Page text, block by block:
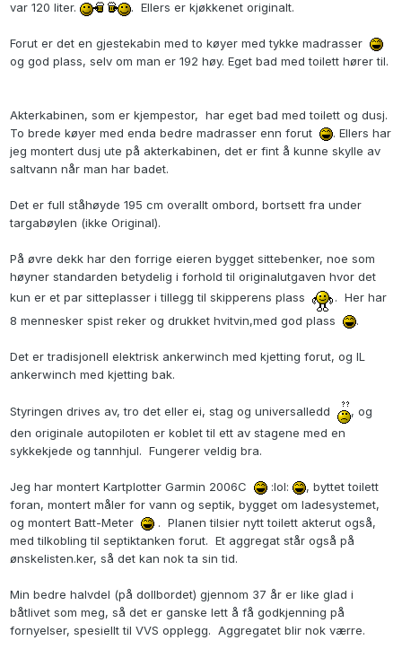
var 120 liter.
. Ellers er kjøkkenet originalt.
Forut er det en gjestekabin med to køyer med tykke madrasser
og god plass, selv om man er 192 høy. Eget bad med toilett hører til.
Akterkabinen, som er kjempestor, har eget bad med toilett og dusj.
To brede køyer med enda bedre madrasser enn forut
. Ellers har
jeg montert dusj ute på akterkabinen, det er fint å kunne skylle av
saltvann når man har badet.
Det er full ståhøyde 195 cm overallt ombord, bortsett fra under
targabøylen (ikke Original).
På øvre dekk har den forrige eieren bygget sittebenker, noe som
høyner standarden betydelig i forhold til originalutgaven hvor det
kun er et par sitteplasser i tillegg til skipperens plass
. Her har
8 mennesker spist reker og drukket hvitvin,med god plass
.
Det er tradisjonell elektrisk ankerwinch med kjetting forut, og IL
ankerwinch med kjetting bak.
Styringen drives av, tro det eller ei, stag og universalledd
, og
den originale autopiloten er koblet til ett av stagene med en
sykkekjede og tannhjul. Fungerer veldig bra.
Jeg har montert Kartplotter Garmin 2006C :lol:
, byttet toilett
foran, montert måler for vann og septik, bygget om ladesystemet,
og montert Batt-Meter
. Planen tilsier nytt toilett akterut også,
med tilkobling til septiktanken forut. Et aggregat står også på
ønskelisten.ker, så det kan nok ta sin tid.
Min bedre halvdel (på dollbordet) gjennom 37 år er like glad i
båtlivet som meg, så det er ganske lett å få godkjenning på
fornyelser, spesiellt til VVS opplegg. Aggregatet blir nok værre.